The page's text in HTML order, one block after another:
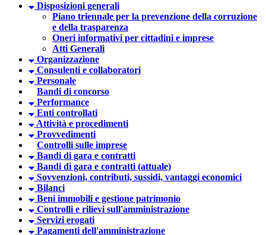
Disposizioni generali
Piano triennale per la prevenzione della corruzione
e della trasparenza
Oneri informativi per cittadini e imprese
Atti Generali
Organizzazione
Consulenti e collaboratori
Personale
Bandi di concorso
Performance
Enti controllati
Attività e procedimenti
Provvedimenti
Controlli sulle imprese
Bandi di gara e contratti
Bandi di gara e contratti (attuale)
Sovvenzioni, contributi, sussidi, vantaggi economici
Bilanci
Beni immobili e gestione patrimonio
Controlli e rilievi sull'amministrazione
Servizi erogati
Pagamenti dell'amministrazione